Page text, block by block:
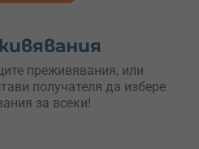
преживявания, или
получателя да избере
за всеки!